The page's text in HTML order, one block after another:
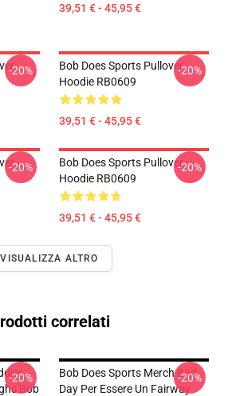
39,51 € - 45,95 €
-20%
Bob Does Sports Pullover
Hoodie RB0609
39,51 € - 45,95 €
-20%
-20%
Bob Does Sports Pullover
Hoodie RB0609
39,51 € - 45,95 €
-20%
VISUALIZZA ALTRO
correlati
Bob
-20%
Bob Does Sports Merch Bad
Day Per Essere Un Fairway
-20%